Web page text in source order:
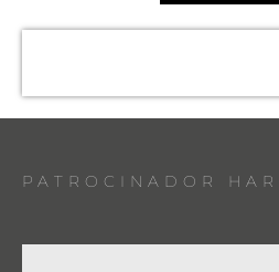
PATROCINADOR